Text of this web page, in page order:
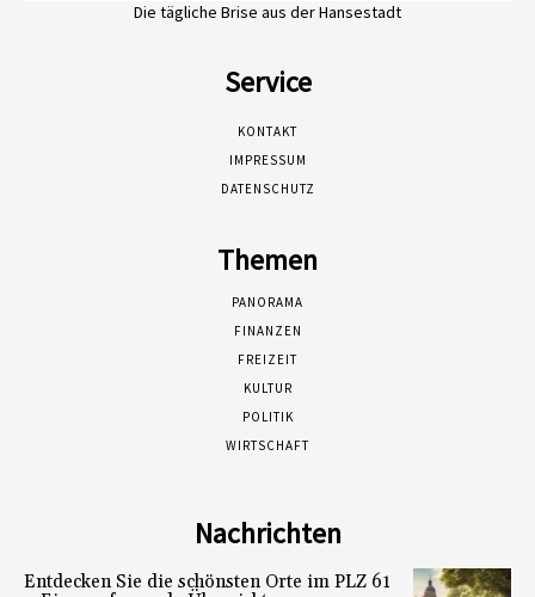
Die tägliche Brise aus der Hansestadt
Service
KONTAKT
IMPRESSUM
DATENSCHUTZ
Themen
PANORAMA
FINANZEN
FREIZEIT
KULTUR
POLITIK
WIRTSCHAFT
Nachrichten
Entdecken Sie die schönsten Orte im PLZ 61